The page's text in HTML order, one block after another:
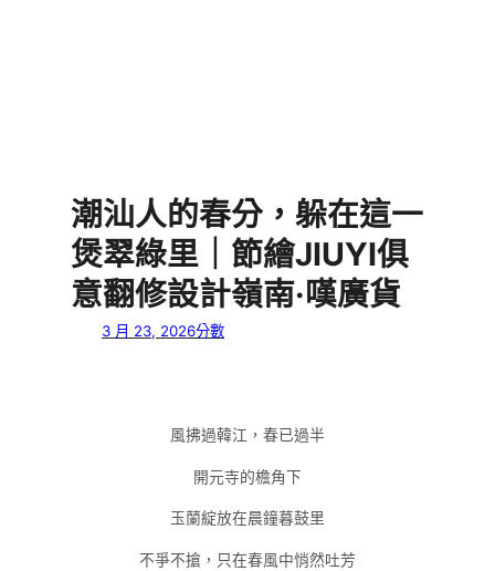
潮汕人的春分，躲在這一
煲翠綠里｜節繪JIUYI俱
意翻修設計嶺南·嘆廣貨
3 月 23, 2026分數
風拂過韓江，春已過半
開元寺的檐角下
玉蘭綻放在晨鐘暮鼓里
不爭不搶，只在春風中悄然吐芳